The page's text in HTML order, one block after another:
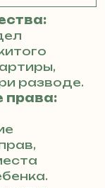
разводе.
права: